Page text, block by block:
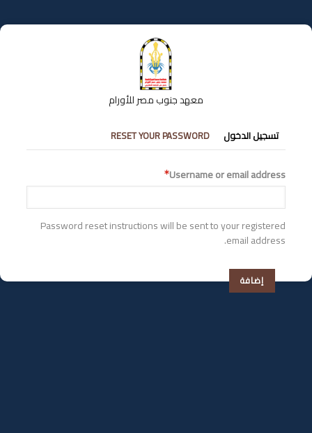
إلى
المحتوى
معهد جنوب مصر للأورام
التبويبات
الأساسية
تسجيل الدخول RESET YOUR PASSWORD
Username or email address
Password reset instructions will be sent to your registered
email address.